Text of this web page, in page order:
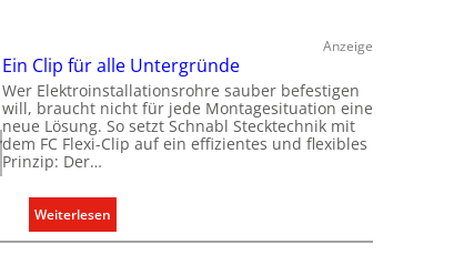
Anzeige
Ein Clip für alle Untergründe
Wer Elektroinstallationsrohre sauber befestigen
will, braucht nicht für jede Montagesituation eine
neue Lösung. So setzt Schnabl Stecktechnik mit
dem FC Flexi-Clip auf ein effizientes und flexibles
Prinzip: Der…
Weiterlesen:
E